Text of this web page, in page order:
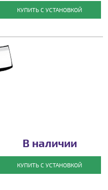
КУПИТЬ С УСТАНОВКОЙ
В наличии
КУПИТЬ С УСТАНОВКОЙ